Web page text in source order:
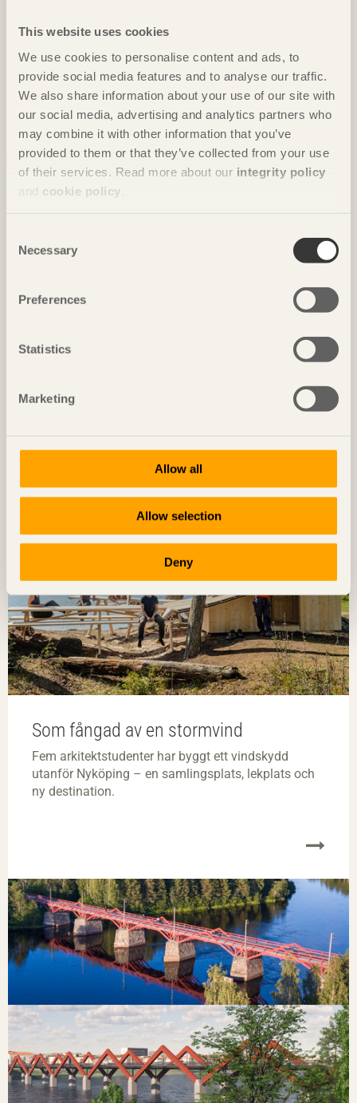
This website uses cookies
We use cookies to personalise content and ads, to
provide social media features and to analyse our traffic.
We also share information about your use of our site with
our social media, advertising and analytics partners who
may combine it with other information that you’ve
provided to them or that they’ve collected from your use
of their services. Read more about our integrity policy
and cookie policy
Selection
Necessary
Preferences
Statistics
Marketing
Allow all
Allow selection
Deny
Trä kan bygga Ukraina
forskningsprojektet WoodReconstruct kartläggs hur
trä bidrar bäst.
Som fångad av en stormvind
Fem arkitektstudenter har byggt ett vindskydd
utanför Nyköping – en samlingsplats, lekplats och
ny destination.